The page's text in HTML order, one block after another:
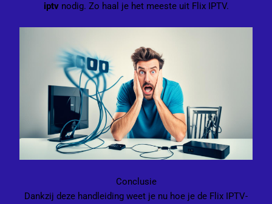
iptvnodig. Zo haal je het meeste uit Flix IPTV.
Conclusie
Dankzij deze handleiding weet je nu hoe je de Flix IPTV-